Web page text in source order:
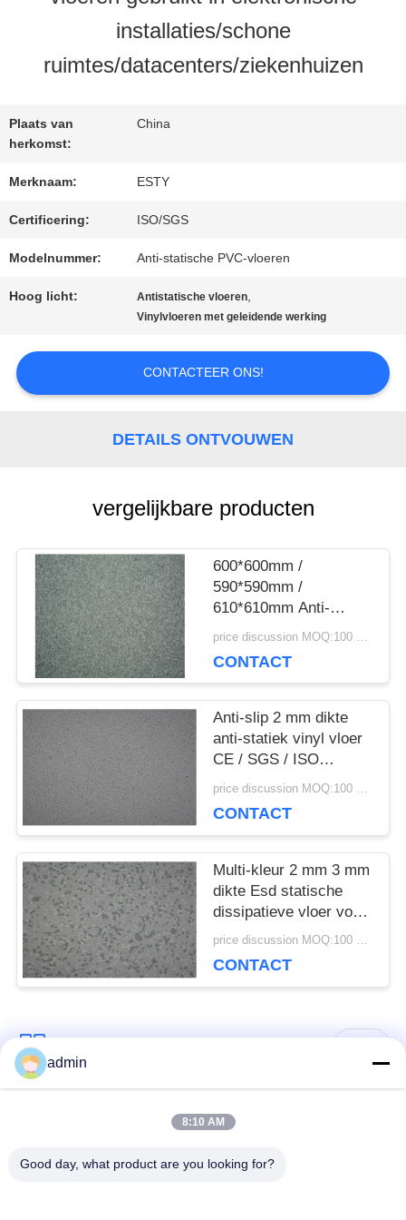
FABRIEKSTOCHT
KWALITEITSCONTROLE
NEEM
CONTACT
MET
ONS
OP
VRAAG
EEN
OFFERTE
SITEMAP
PRIVACYBELEID
installaties/schone
ruimtes/datacenters/ziekenhuizen
Plaats van
herkomst:
China
Merknaam: ESTY
Certificering: ISO/SGS
Modelnummer: Anti-statische PVC-vloeren
Hoog licht: Antistatische vloeren,
Vinylvloeren met geleidende werking
CONTACTEER ONS!
DETAILS ONTVOUWEN
vergelijkbare producten
600*600mm /
590*590mm /
610*610mm Anti-
statische vloeren met price discussion MOQ:100 vierkante meter
CONTACT
Anti-slip 2 mm dikte
anti-statiek vinyl vloer
CE / SGS / ISO
certificaat
price discussion MOQ:100 vierkante meter
CONTACT
Multi-kleur 2 mm 3 mm
dikte Esd statische
dissipatieve vloer voor
serverruimte
price discussion MOQ:100 vierkante meter
CONTACT
populaire categorieën
bevloering van de
admin
8:10 AM
Good day, what product are you looking for?